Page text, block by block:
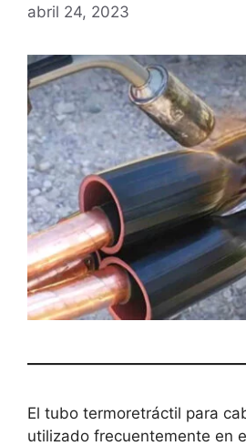
abril 24, 2023
El tubo termoretráctil para
utilizado frecuentemente en